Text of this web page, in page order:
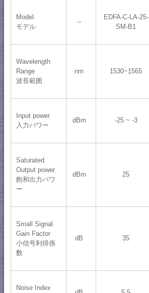
Model
モデル
--
EDFA-C-LA-25-
SM-B1
Wavelength
Range
波長範囲
nm 1530~1565
Input power
入力パワー
dBm -25 ~ -3
Saturated
Output power
飽和出力パワ
ー
dBm 25
Small Signal
Gain Factor
小信号利得係
数
dB 35
Noise Index